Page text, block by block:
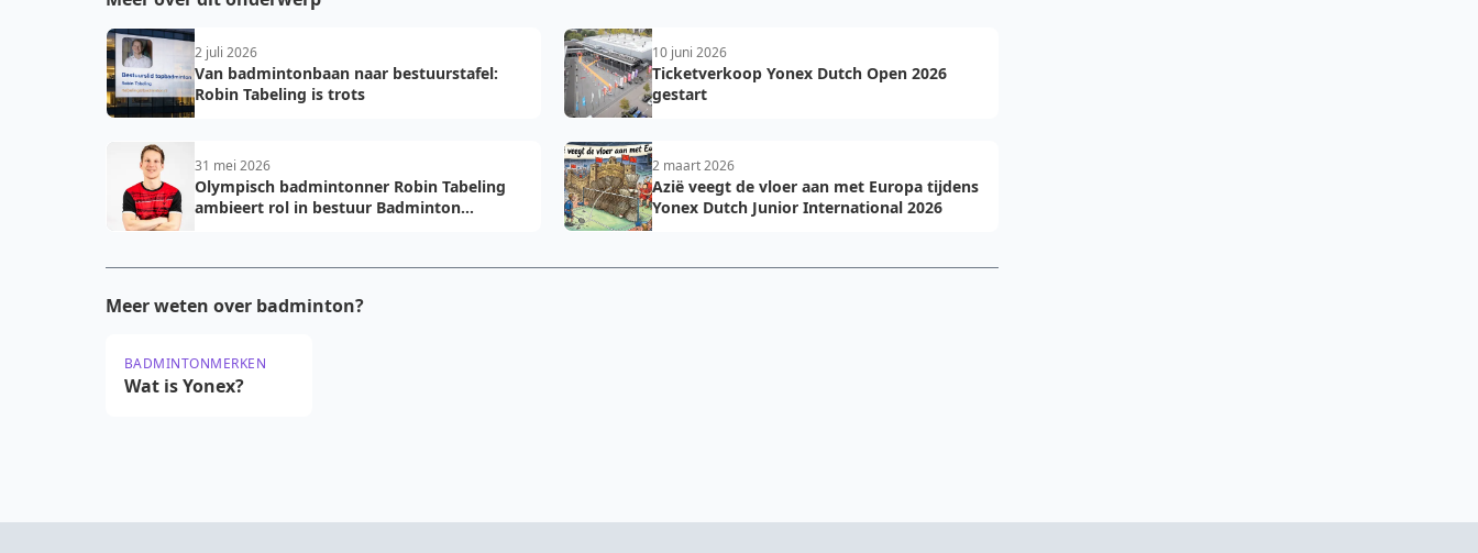
2 juli 2026
Van badmintonbaan naar bestuurstafel:
Robin Tabeling is trots
10 juni 2026
Ticketverkoop Yonex Dutch Open 2026
gestart
31 mei 2026
Olympisch badmintonner Robin Tabeling
ambieert rol in bestuur Badminton
2 maart 2026
Azië veegt de vloer aan met Europa tijdens
Yonex Dutch Junior International 2026
Meer weten over badminton?
BADMINTONMERKEN
Wat is Yonex?